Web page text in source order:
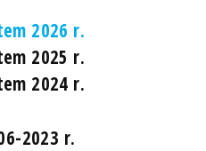
2026 r.
2025 r.
2024 r.
2023 r.